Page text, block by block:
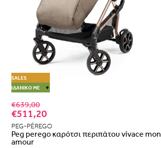
SALES
ΙΔΑΝΙΚΌ ΜΕ
▼
€639,00
€511,20
PEG-PÉREGO
Peg perego καρότσι περιπάτου vivace mon
amour